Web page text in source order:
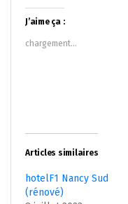
Twitter(ouvre
dans
une
nouvelle
fenêtre)
J’aime ça :
chargement…
Articles similaires
hotelF1 Nancy Sud
(rénové)